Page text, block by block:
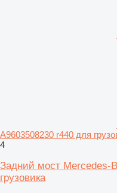
A9603508230 r440 для
4
Задний мост Mercedes-
грузовика